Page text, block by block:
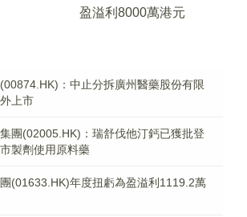
盈溢利8000萬港元
：中止分拆廣州醫藥股份有限
上市
團(02005.HK)：瑞舒伐他汀鈣已獲批登
製劑使用原料藥
團(01633.HK)年度扭虧為盈溢利1119.2萬